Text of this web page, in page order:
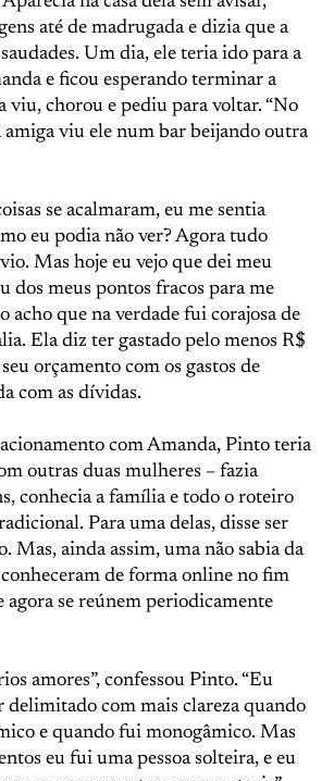
até de madrugada e dizia que a
Um dia, ele teria ido para a
e ficou esperando terminar a
viu, chorou e pediu para voltar. “No
amiga viu ele num bar beijando outra
se acalmaram, eu me sentia
eu podia não ver? Agora tudo
Mas hoje eu vejo que dei meu
dos meus pontos fracos para me
acho que na verdade fui corajosa de
Ela diz ter gastado pelo menos R$
orçamento com os gastos de
com as dívidas.
com Amanda, Pinto teria
outras duas mulheres – fazia
conhecia a família e todo o roteiro
Para uma delas, disse ser
Mas, ainda assim, uma não sabia da
de forma online no fim
agora se reúnem periodicamente
amores”, confessou Pinto. “Eu
delimitado com mais clareza quando
e quando fui monogâmico. Mas
eu fui uma pessoa solteira, e eu